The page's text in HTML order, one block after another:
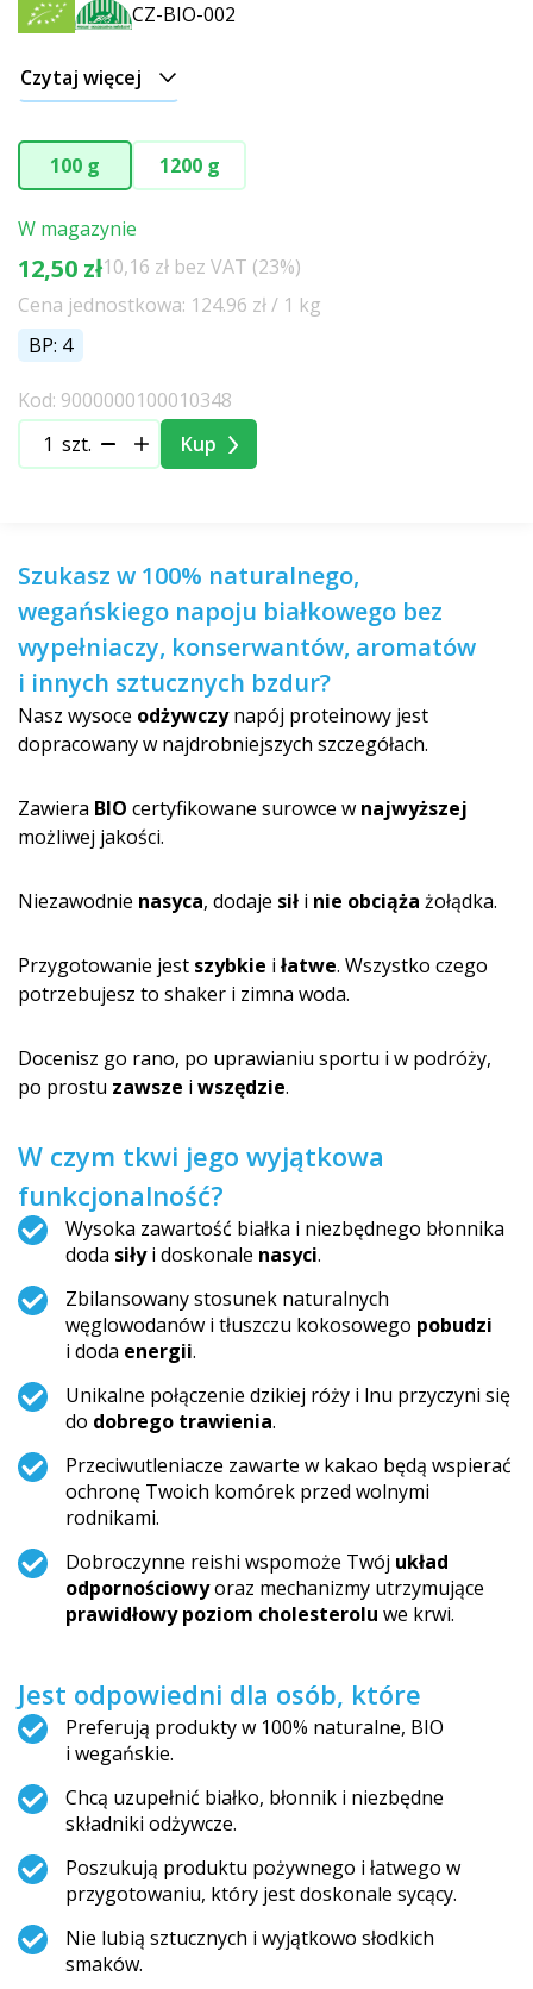
CZ-BIO-002
Czytaj więcej
100 g 1200 g
W magazynie
12,50 zł10,16 zł bez VAT (23%)
Cena jednostkowa: 124.96 zł / 1 kg
BP: 4
Kod: 9000000100010348
szt.
Kup
Szukasz w 100% naturalnego,
wegańskiego napoju białkowego bez
wypełniaczy, konserwantów, aromatów
i innych sztucznych bzdur?
Nasz wysoce odżywczynapój proteinowy jest
dopracowany w najdrobniejszych szczegółach.
Zawiera BIO certyfikowane surowce w najwyższej
możliwej jakości.
Niezawodnie nasyca, dodaje sił i nie obciąża żołądka.
Przygotowanie jest szybkie i łatwe. Wszystko czego
potrzebujesz to shaker i zimna woda.
Docenisz go rano, po uprawianiu sportu i w podróży,
po prostu zawsze i wszędzie.
W czym tkwi jego wyjątkowa
funkcjonalność?
Wysoka zawartość białka i niezbędnego błonnika
doda siłyi doskonale nasyci.
Zbilansowany stosunek naturalnych
węglowodanów i tłuszczu kokosowego pobudzi
i doda energii.
Unikalne połączenie dzikiej róży i lnu przyczyni się
do dobrego trawienia.
Przeciwutleniacze zawarte w kakao będą wspierać
ochronę Twoich komórek przed wolnymi
rodnikami.
Dobroczynne reishi wspomoże Twój układ
odpornościowyoraz mechanizmy utrzymujące
prawidłowy poziom cholesterolu we krwi.
Jest odpowiedni dla osób, które
Preferują produkty w 100% naturalne, BIO
i wegańskie.
Chcą uzupełnić białko, błonnik i niezbędne
składniki odżywcze.
Poszukują produktu pożywnego i łatwego w
przygotowaniu, który jest doskonale sycący.
Nie lubią sztucznych i wyjątkowo słodkich
smaków.